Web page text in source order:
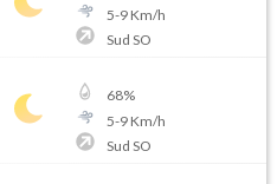
5-9Km/h
Sud SO
68%
5-9Km/h
Sud SO